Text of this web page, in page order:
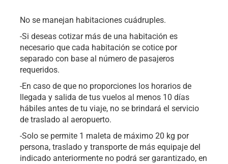
No se manejan habitaciones cuádruples.
-Si deseas cotizar más de una habitación es
necesario que cada habitación se cotice por
separado con base al número de pasajeros
requeridos.
-En caso de que no proporciones los horarios de
llegada y salida de tus vuelos al menos 10 días
hábiles antes de tu viaje, no se brindará el servicio
de traslado al aeropuerto.
-Solo se permite 1 maleta de máximo 20 kg por
persona, traslado y transporte de más equipaje del
indicado anteriormente no podrá ser garantizado, en